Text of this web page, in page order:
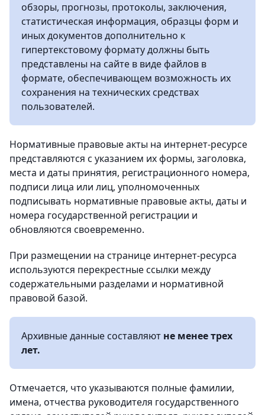
обзоры, прогнозы, протоколы, заключения,
статистическая информация, образцы форм и
иных документов дополнительно к
гипертекстовому формату должны быть
представлены на сайте в виде файлов в
формате, обеспечивающем возможность их
сохранения на технических средствах
пользователей.
Нормативные правовые акты на интернет-ресурсе
представляются с указанием их формы, заголовка,
места и даты принятия, регистрационного номера,
подписи лица или лиц, уполномоченных
подписывать нормативные правовые акты, даты и
номера государственной регистрации и
обновляются своевременно.
При размещении на странице интернет-ресурса
используются перекрестные ссылки между
содержательными разделами и нормативной
правовой базой.
Архивные данные составляют не менее трех
лет.
Отмечается, что указываются полные фамилии,
имена, отчества руководителя государственного